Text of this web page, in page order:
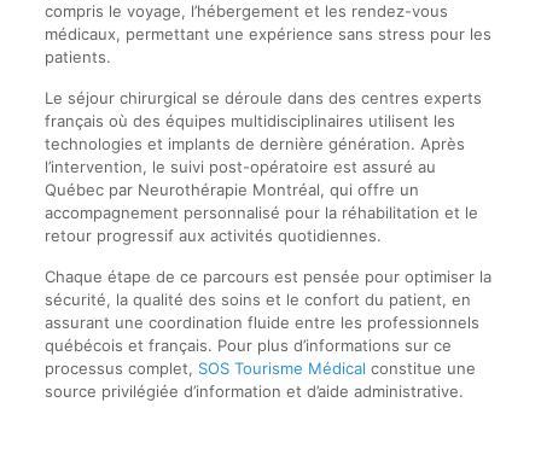
compris le voyage, l’hébergement et les rendez-vous
médicaux, permettant une expérience sans stress pour les
patients.
Le séjour chirurgical se déroule dans des centres experts
français où des équipes multidisciplinaires utilisent les
technologies et implants de dernière génération. Après
l’intervention, le suivi post-opératoire est assuré au
Québec par Neurothérapie Montréal, qui offre un
accompagnement personnalisé pour la réhabilitation et le
retour progressif aux activités quotidiennes.
Chaque étape de ce parcours est pensée pour optimiser la
sécurité, la qualité des soins et le confort du patient, en
assurant une coordination fluide entre les professionnels
québécois et français. Pour plus d’informations sur ce
processus complet, SOS Tourisme Médical constitue une
source privilégiée d’information et d’aide administrative.